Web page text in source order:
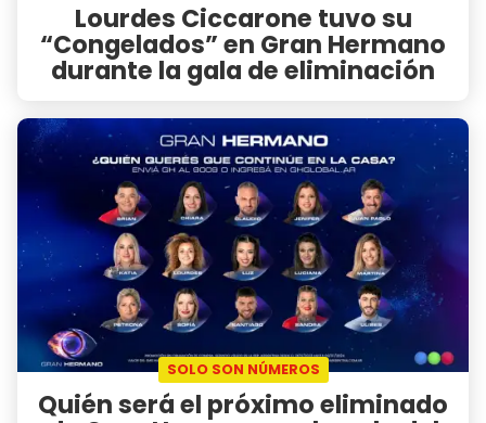
Lourdes Ciccarone tuvo su
“Congelados” en Gran Hermano
durante la gala de eliminación
SOLO SON NÚMEROS
Quién será el próximo eliminado